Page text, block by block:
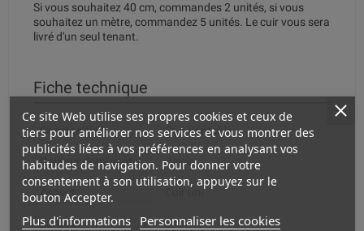
Si vous souhaitez 40 cm, commandes 2 unités, si vous
souhaitez un mètre, commandez 5 unités. Le cuir vous sera
livré d'un seul tenant.
Fiche technique
Composition Cuir Véritable
Couleur dominante Beige
Aspect
Largeur 3mm
Ce site Web utilise ses propres cookies et ceux de
tiers pour améliorer nos services et vous montrer des
publicités liées à vos préférences en analysant vos
habitudes de navigation. Pour donner votre
consentement à son utilisation, appuyez sur le
bouton Accepter.
Plus d'informations Personnaliser les cookies